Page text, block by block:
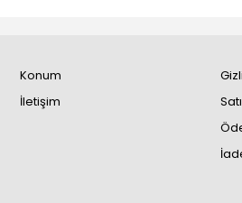
Konum
İletişim